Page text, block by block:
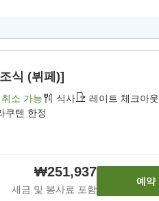
식 (뷔페)]
소 가능 식사 레이트 체크아웃
쿠텐 한정
₩251,937
세금 및 봉사료 포함
예약